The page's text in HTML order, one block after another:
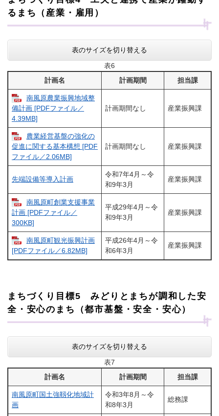
るまち（産業・雇用）
表のサイズを切り替える
表6
計画名
計画期間 担当課
南風原農業振興地域整
備計画 [PDFファイル／
4.39MB]
計画期間なし 産業振興課
農業経営基盤の強化の
促進に関する基本構想 [PDF
ファイル／2.06MB]
計画期間なし 産業振興課
先端設備等導入計画
令和7年4月～令
和9年3月
産業振興課
南風原町創業支援事業
計画 [PDFファイル／
300KB]
平成29年4月～令
和9年3月
産業振興課
南風原町観光振興計画
[PDFファイル／6.82MB]
平成26年4月～令
和6年3月
産業振興課
まちづくり目標5 みどりとまちが調和した安
全・安心のまち（都市基盤・安全・安心）
表のサイズを切り替える
表7
計画名
計画期間 担当課
南風原町国土強靱化地域計
画
令和3年8月～令
和8年3月
総務課